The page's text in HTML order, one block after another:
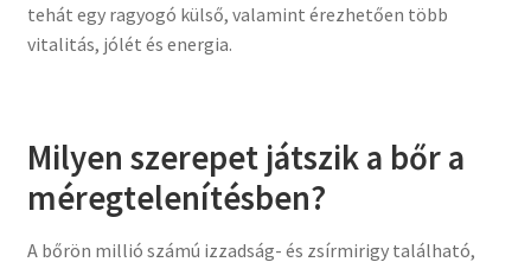
tehát egy ragyogó külső, valamint érezhetően több
vitalitás, jólét és energia.
Milyen szerepet játszik a bőr a
méregtelenítésben?
A bőrön millió számú izzadság- és zsírmirigy található,